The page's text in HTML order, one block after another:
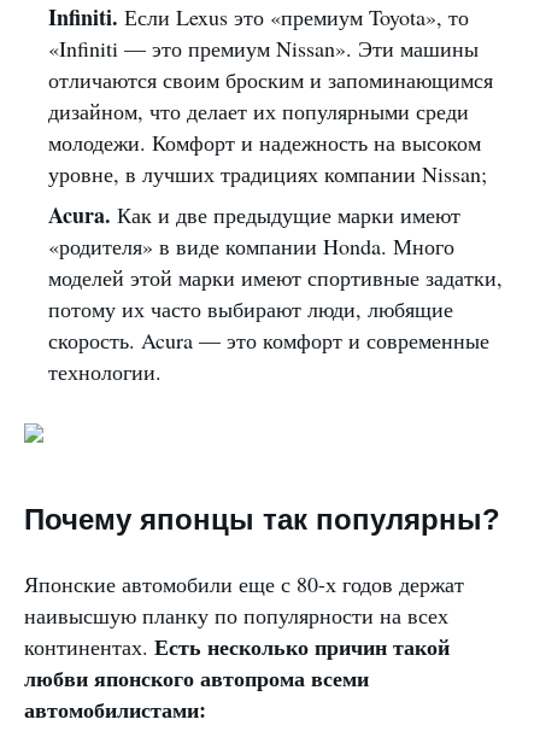
Infiniti. Если Lexus это «премиум Toyota», то
«Infiniti — это премиум Nissan». Эти машины
отличаются своим броским и запоминающимся
дизайном, что делает их популярными среди
молодежи. Комфорт и надежность на высоком
уровне, в лучших традициях компании Nissan;
Acura. Как и две предыдущие марки имеют
«родителя» в виде компании Honda. Много
моделей этой марки имеют спортивные задатки,
потому их часто выбирают люди, любящие
скорость. Acura — это комфорт и современные
технологии.
Почему японцы так популярны?
Японские автомобили еще с 80-х годов держат
наивысшую планку по популярности на всех
континентах. Есть несколько причин такой
любви японского автопрома всеми
автомобилистами: